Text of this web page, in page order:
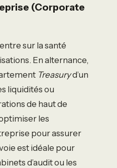
(Corporate
sur la santé
En alternance,
Treasuryd’un
liquidités ou
de haut de
les
pour assurer
est idéale pour
d’audit ou les